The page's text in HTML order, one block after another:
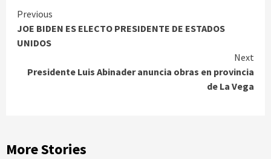
Continue
Reading
Previous
JOE BIDEN ES ELECTO PRESIDENTE DE ESTADOS
UNIDOS
Next
Presidente Luis Abinader anuncia obras en provincia
de La Vega
More Stories